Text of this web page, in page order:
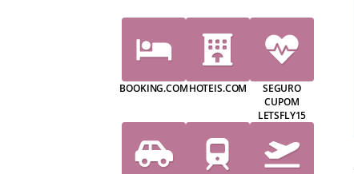
BOOKING.COMHOTEIS.COM
SEGURO
CUPOM
LETSFLY15